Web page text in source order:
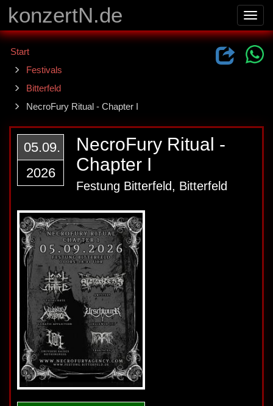
konzertN.de
Start
Festivals
Bitterfeld
NecroFury Ritual - Chapter I
05.09.
2026
NecroFury Ritual -
Chapter I
Festung Bitterfeld, Bitterfeld